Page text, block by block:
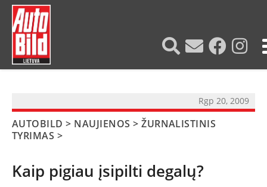
Rgp 20, 2009
AUTOBILD > NAUJIENOS >ŽURNALISTINIS
TYRIMAS >
Kaip pigiau įsipilti degalų?